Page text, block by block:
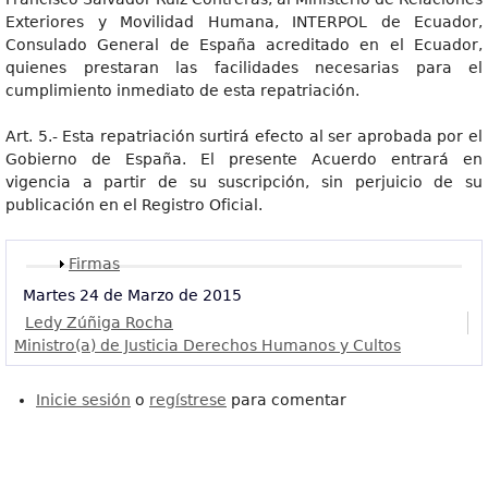
Exteriores y Movilidad Humana, INTERPOL de Ecuador,
Consulado General de España acreditado en el Ecuador,
quienes prestaran las facilidades necesarias para el
cumplimiento inmediato de esta repatriación.
Art. 5.- Esta repatriación surtirá efecto al ser aprobada por el
Gobierno de España. El presente Acuerdo entrará en
vigencia a partir de su suscripción, sin perjuicio de su
publicación en el Registro Oficial.
Mostrar
Firmas
Martes 24 de Marzo de 2015
Ledy Zúñiga Rocha
Ministro(a) de Justicia Derechos Humanos y Cultos
Inicie sesión o regístrese para comentar